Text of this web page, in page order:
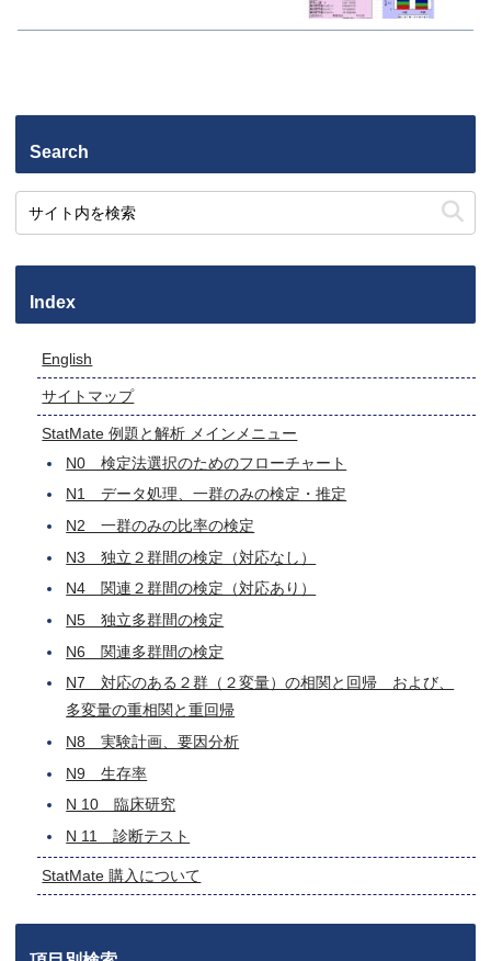
Search
Index
English
サイトマップ
StatMate 例題と解析 メインメニュー
N0 検定法選択のためのフローチャート
N1 データ処理、一群のみの検定・推定
N2 一群のみの比率の検定
N3 独立２群間の検定（対応なし）
N4 関連２群間の検定（対応あり）
N5 独立多群間の検定
N6 関連多群間の検定
N7 対応のある２群（２変量）の相関と回帰 および、
多変量の重相関と重回帰
N8 実験計画、要因分析
N9 生存率
N 10 臨床研究
N 11 診断テスト
StatMate 購入について